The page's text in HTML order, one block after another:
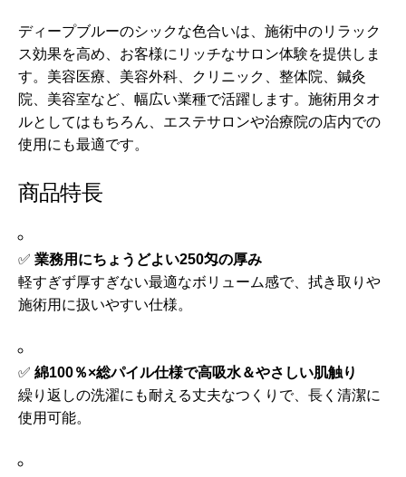
ディープブルーのシックな色合いは、施術中のリラック
ス効果を高め、お客様にリッチなサロン体験を提供しま
す。美容医療、美容外科、クリニック、整体院、鍼灸
院、美容室など、幅広い業種で活躍します。施術用タオ
ルとしてはもちろん、エステサロンや治療院の店内での
使用にも最適です。
商品特長
✅ 業務用にちょうどよい250匁の厚み
軽すぎず厚すぎない最適なボリューム感で、拭き取りや
施術用に扱いやすい仕様。
✅ 綿100％×総パイル仕様で高吸水＆やさしい肌触り
繰り返しの洗濯にも耐える丈夫なつくりで、長く清潔に
使用可能。